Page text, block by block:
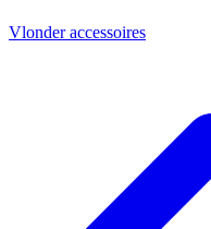
Vlonder accessoires